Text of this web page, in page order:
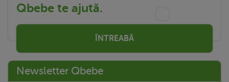
Qbebe te ajută.
ÎNTREABĂ
Newsletter Qbebe